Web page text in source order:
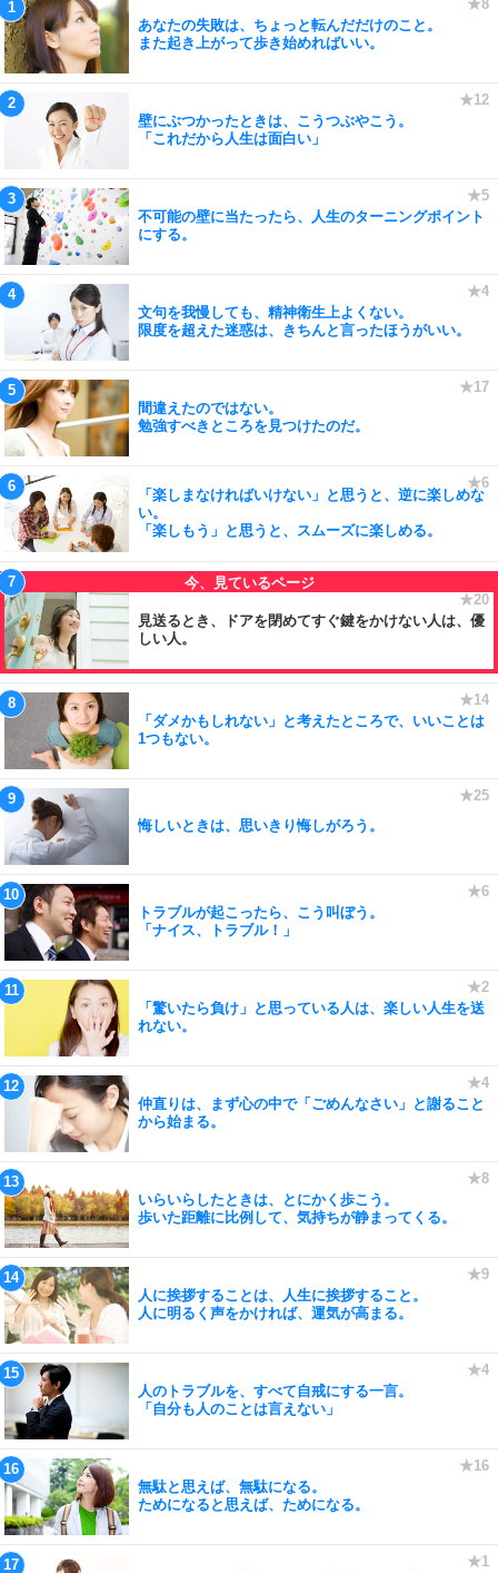
あなたの失敗は、ちょっと転んだだけのこと。
また起き上がって歩き始めればいい。
壁にぶつかったときは、こうつぶやこう。
「これだから人生は面白い」
不可能の壁に当たったら、人生のターニングポイント
にする。
文句を我慢しても、精神衛生上よくない。
限度を超えた迷惑は、きちんと言ったほうがいい。
間違えたのではない。
勉強すべきところを見つけたのだ。
「楽しまなければいけない」と思うと、逆に楽しめな
い。
「楽しもう」と思うと、スムーズに楽しめる。
見送るとき、ドアを閉めてすぐ鍵をかけない人は、優
しい人。
「ダメかもしれない」と考えたところで、いいことは
1つもない。
悔しいときは、思いきり悔しがろう。
トラブルが起こったら、こう叫ぼう。
「ナイス、トラブル！」
「驚いたら負け」と思っている人は、楽しい人生を送
れない。
仲直りは、まず心の中で「ごめんなさい」と謝ること
から始まる。
いらいらしたときは、とにかく歩こう。
歩いた距離に比例して、気持ちが静まってくる。
人に挨拶することは、人生に挨拶すること。
人に明るく声をかければ、運気が高まる。
人のトラブルを、すべて自戒にする一言。
「自分も人のことは言えない」
無駄と思えば、無駄になる。
ためになると思えば、ためになる。